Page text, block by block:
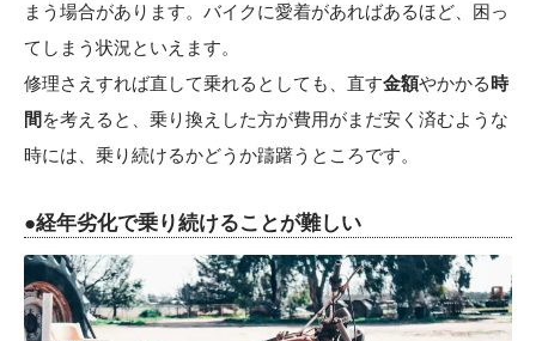
まう場合があります。バイクに愛着があればあるほど、困っ
てしまう状況といえます。
修理さえすれば直して乗れるとしても、直す金額やかかる時
間 を考えると、乗り換えした方が費用がまだ安く済むような
時には、乗り続けるかどうか躊躇うところです。
●経年劣化で乗り続けることが難しい